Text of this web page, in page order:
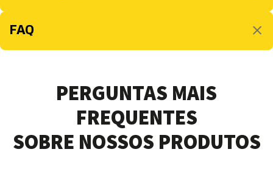
FAQ
PERGUNTAS MAIS
FREQUENTES
SOBRE NOSSOS PRODUTOS